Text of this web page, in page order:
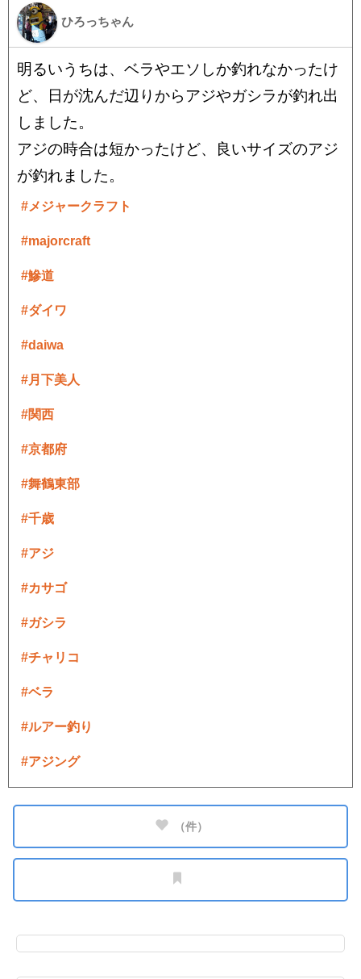
ひろっちゃん
明るいうちは、ベラやエソしか釣れなかったけ
ど、日が沈んだ辺りからアジやガシラが釣れ出
しました。
アジの時合は短かったけど、良いサイズのアジ
が釣れました。
#メジャークラフト
#majorcraft
#鰺道
#ダイワ
#daiwa
#月下美人
#関西
#京都府
#舞鶴東部
#千歳
#アジ
#カサゴ
#ガシラ
#チャリコ
#ベラ
#ルアー釣り
#アジング
（件）